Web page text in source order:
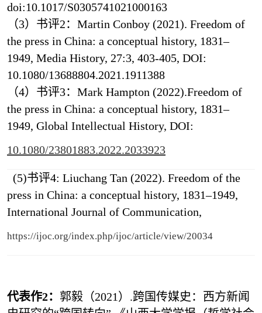
doi:10.1017/S0305741021000163
（3）书评2：Martin Conboy (2021). Freedom of
the press in China: a conceptual history, 1831–
1949, Media History, 27:3, 403-405, DOI:
10.1080/13688804.2021.1911388
（4）书评3：Mark Hampton (2022).Freedom of
the press in China: a conceptual history, 1831–
1949, Global Intellectual History, DOI:
10.1080/23801883.2022.2033923
(5)书评4: Liuchang Tan (2022). Freedom of the
press in China: a conceptual history, 1831–1949,
International Journal of Communication,
https://ijoc.org/index.php/ijoc/article/view/20034
代表作2： 郭毅（2021）.跨国传媒史：西方新闻